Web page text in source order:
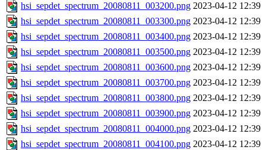
hsi_sepdet_spectrum_20080811_003200.png 2023-04-12 12:39
hsi_sepdet_spectrum_20080811_003300.png 2023-04-12 12:39
hsi_sepdet_spectrum_20080811_003400.png 2023-04-12 12:39
hsi_sepdet_spectrum_20080811_003500.png 2023-04-12 12:39
hsi_sepdet_spectrum_20080811_003600.png 2023-04-12 12:39
hsi_sepdet_spectrum_20080811_003700.png 2023-04-12 12:39
hsi_sepdet_spectrum_20080811_003800.png 2023-04-12 12:39
hsi_sepdet_spectrum_20080811_003900.png 2023-04-12 12:39
hsi_sepdet_spectrum_20080811_004000.png 2023-04-12 12:39
hsi_sepdet_spectrum_20080811_004100.png 2023-04-12 12:39